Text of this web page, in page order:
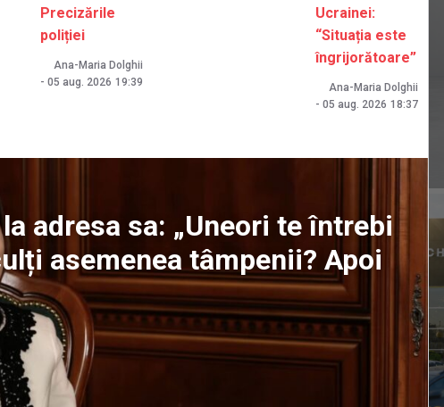
Precizările
poliției
Ana-Maria Dolghii
- 05 aug. 2026 19:39
Ucrainei:
“Situația este
îngrijorătoare”
Ana-Maria Dolghii
- 05 aug. 2026 18:37
adresa sa: „Uneori te întrebi
asemenea tâmpenii? Apoi